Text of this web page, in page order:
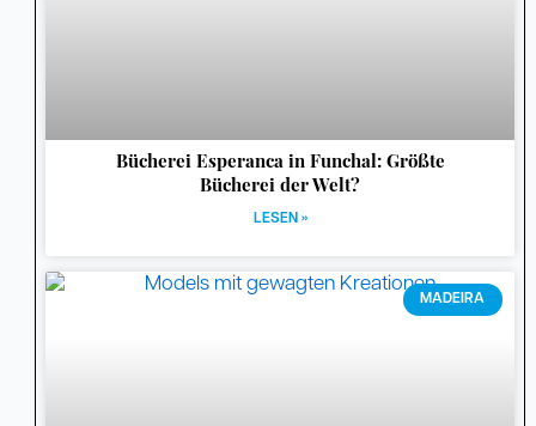
Bücherei Esperanca in Funchal: Größte
Bücherei der Welt?
LESEN »
MADEIRA